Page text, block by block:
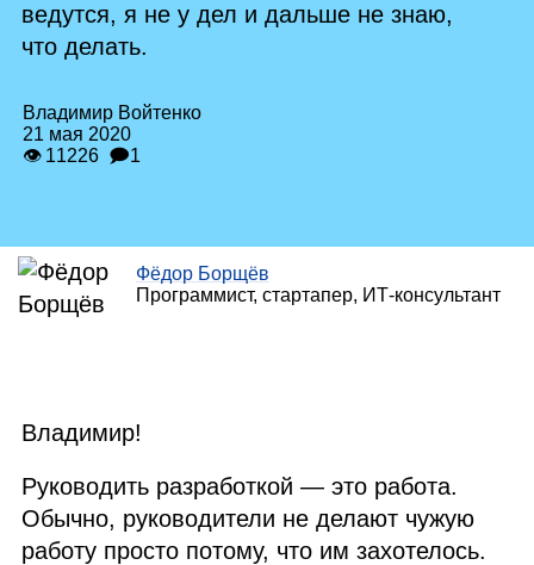
ведутся, я не у дел и дальше не знаю,
что делать.
Владимир Войтенко
21 мая 2020
👁 11226 🗩1
Фёдор Борщёв
Программист, стартапер, ИТ‑консультант
Владимир!
Руководить разработкой — это работа.
Обычно, руководители не делают чужую
работу просто потому, что им захотелось.